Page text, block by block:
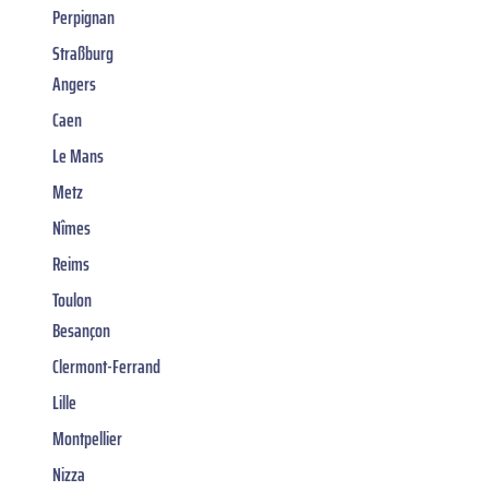
Perpignan
Straßburg
Angers
Caen
Le Mans
Metz
Nîmes
Reims
Toulon
Besançon
Clermont-Ferrand
Lille
Montpellier
Nizza